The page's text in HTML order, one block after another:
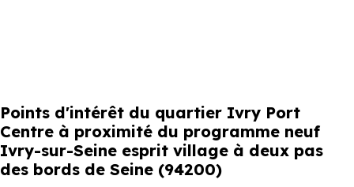
Points d'intérêt du quartier Ivry Port
Centre à proximité du programme neuf
Ivry-sur-Seine esprit village à deux pas
des bords de Seine (94200)